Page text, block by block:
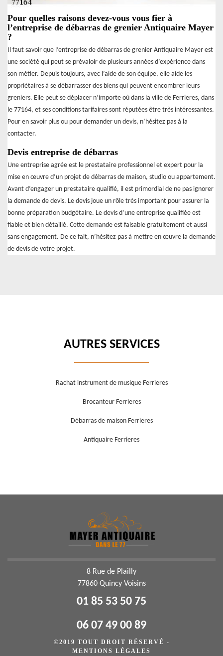
Pour quelles raisons devez-vous vous fier à
l’entreprise de débarras de grenier Antiquaire Mayer
?
Il faut savoir que l’entreprise de débarras de grenier Antiquaire Mayer est
une société qui peut se prévaloir de plusieurs années d’expérience dans
son métier. Depuis toujours, avec l’aide de son équipe, elle aide les
propriétaires à se débarrasser des biens qui peuvent encombrer leurs
greniers. Elle peut se déplacer n’importe où dans la ville de Ferrieres, dans
le 77164, et ses conditions tarifaires sont réputées être très intéressantes.
Pour en savoir plus ou pour demander un devis, n’hésitez pas à la
contacter.
Devis entreprise de débarras
Une entreprise agrée est le prestataire professionnel et expert pour la
mise en œuvre d’un projet de débarras de maison, studio ou appartement.
Avant d’engager un prestataire qualifié, il est primordial de ne pas ignorer
la demande de devis. Le devis joue un rôle très important pour assurer la
bonne préparation budgétaire. Le devis d’une entreprise qualifiée est
fiable et bien détaillé. Cette demande est faisable gratuitement et aussi
sans engagement. De ce fait, n’hésitez pas à mettre en œuvre la demande
de devis de votre projet.
AUTRES SERVICES
Rachat instrument de musique Ferrieres
Brocanteur Ferrieres
Débarras de maison Ferrieres
Antiquaire Ferrieres
8 Rue de Plailly
77860 Quincy Voisins
01 85 53 50 75
06 07 49 00 89
©2019 TOUT DROIT RÉSERVÉ -
MENTIONS LÉGALES